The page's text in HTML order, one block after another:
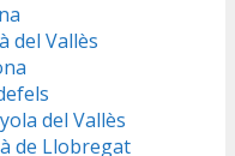
del Vallès
del Vallès
de Llobregat